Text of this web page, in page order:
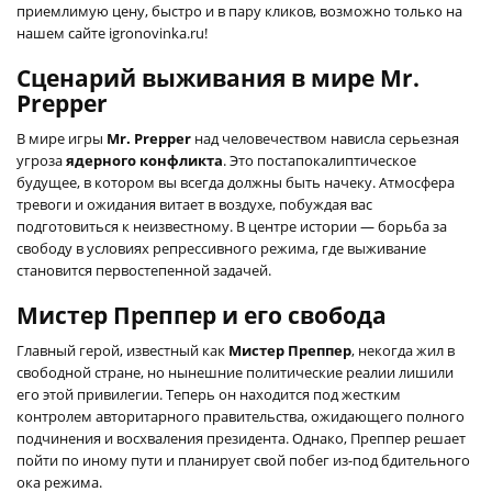
приемлимую цену, быстро и в пару кликов, возможно только на
нашем сайте igronovinka.ru!
Сценарий выживания в мире Mr.
Prepper
В мире игры Mr. Prepper над человечеством нависла серьезная
угрозаядерного конфликта. Это постапокалиптическое
будущее, в котором вы всегда должны быть начеку. Атмосфера
тревоги и ожидания витает в воздухе, побуждая вас
подготовиться к неизвестному. В центре истории — борьба за
свободу в условиях репрессивного режима, где выживание
становится первостепенной задачей.
Мистер Преппер и его свобода
Главный герой, известный как Мистер Преппер, некогда жил в
свободной стране, но нынешние политические реалии лишили
его этой привилегии. Теперь он находится под жестким
контролем авторитарного правительства, ожидающего полного
подчинения и восхваления президента. Однако, Преппер решает
пойти по иному пути и планирует свой побег из-под бдительного
ока режима.